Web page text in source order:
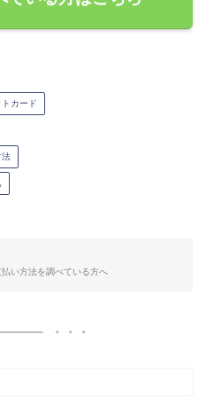
カード
法
い方法を調べている方へ